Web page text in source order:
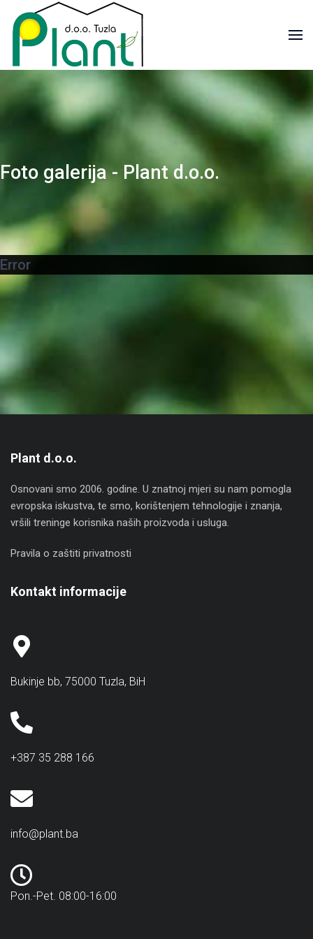
Foto galerija - Plant d.o.o.
Error
Plant d.o.o.
Osnovani smo 2006. godine. U znatnoj mjeri su nam pomogla
evropska iskustva, te smo, korištenjem tehnologije i znanja,
vršili treninge korisnika naših proizvoda i usluga.
Pravila o zaštiti privatnosti
Kontakt informacije
Bukinje bb, 75000 Tuzla, BiH
+387 35 288 166
info@plant.ba
Pon.-Pet. 08:00-16:00